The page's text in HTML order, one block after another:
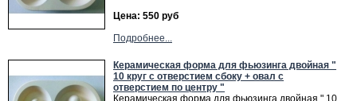
Цена: 550 руб
Подробнее...
Керамическая форма для фьюзинга двойная "
10 круг с отверстием сбоку + овал с
отверстием по центру "
Керамическая форма для фьюзинга двойная " 10